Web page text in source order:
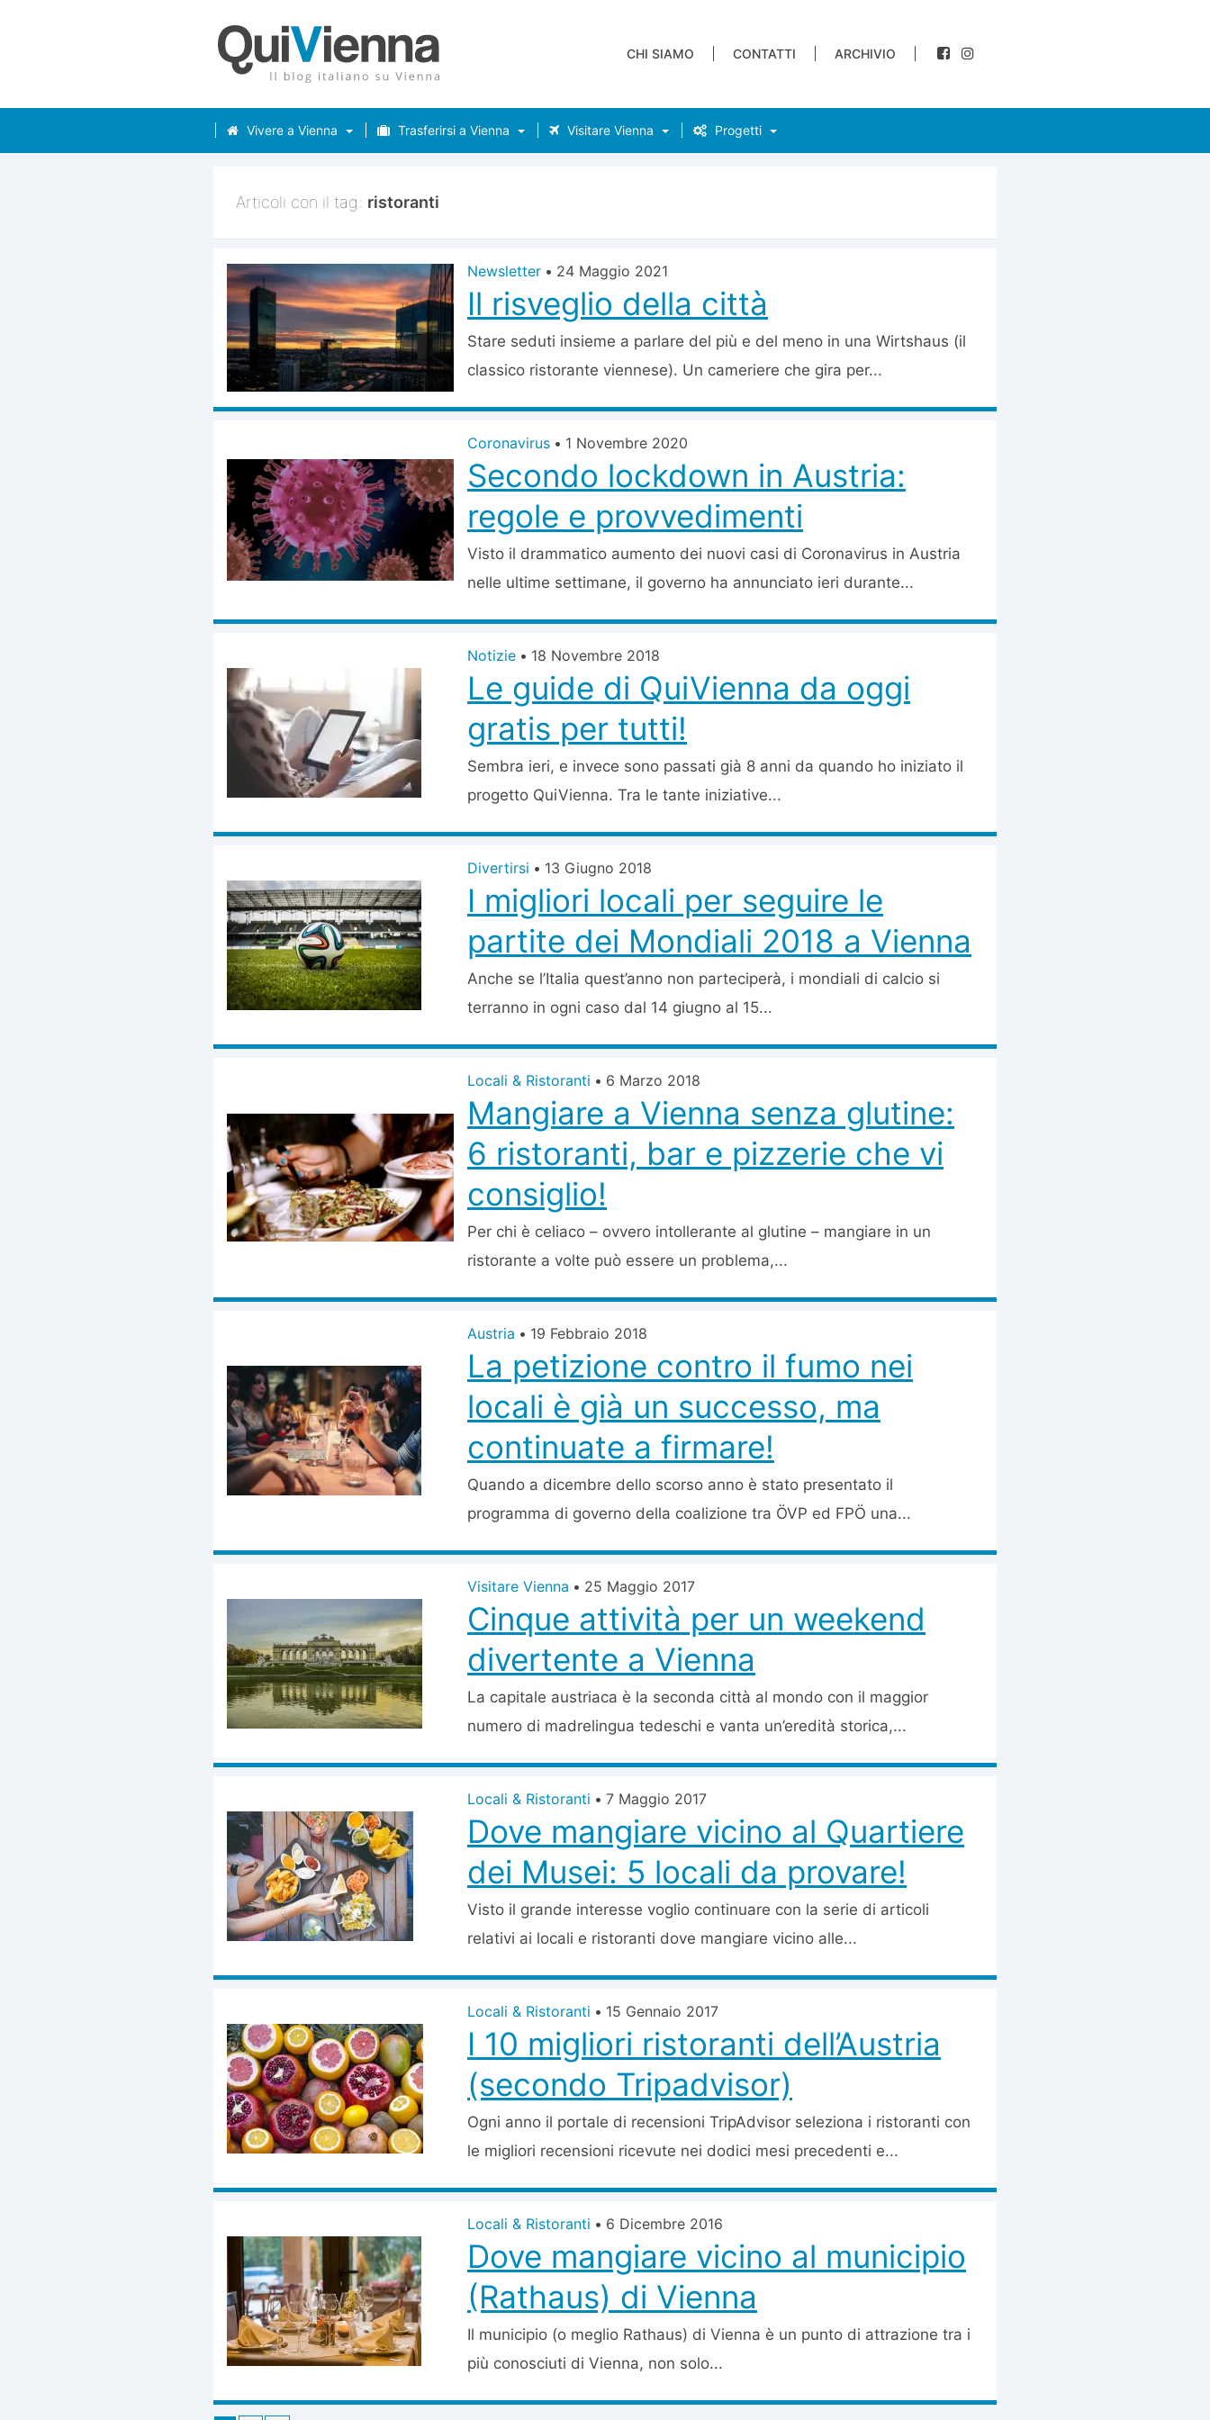
CHI SIAMO CONTATTI ARCHIVIO
Vivere a Vienna Trasferirsi a Vienna Visitare Vienna Progetti
Articoli con il tag: ristoranti
Newsletter • 24 Maggio 2021
Il risveglio della città
Stare seduti insieme a parlare del più e del meno in una Wirtshaus (il
classico ristorante viennese). Un cameriere che gira per...
Coronavirus • 1 Novembre 2020
Secondo lockdown in Austria:
regole e provvedimenti
Visto il drammatico aumento dei nuovi casi di Coronavirus in Austria
nelle ultime settimane, il governo ha annunciato ieri durante...
Notizie • 18 Novembre 2018
Le guide di QuiVienna da oggi
gratis per tutti!
Sembra ieri, e invece sono passati già 8 anni da quando ho iniziato il
progetto QuiVienna. Tra le tante iniziative...
Divertirsi • 13 Giugno 2018
I migliori locali per seguire le
partite dei Mondiali 2018 a Vienna
Anche se l’Italia quest’anno non parteciperà, i mondiali di calcio si
terranno in ogni caso dal 14 giugno al 15...
Locali & Ristoranti • 6 Marzo 2018
Mangiare a Vienna senza glutine:
6 ristoranti, bar e pizzerie che vi
consiglio!
Per chi è celiaco – ovvero intollerante al glutine – mangiare in un
ristorante a volte può essere un problema,...
Austria • 19 Febbraio 2018
La petizione contro il fumo nei
locali è già un successo, ma
continuate a firmare!
Quando a dicembre dello scorso anno è stato presentato il
programma di governo della coalizione tra ÖVP ed FPÖ una...
Visitare Vienna • 25 Maggio 2017
Cinque attività per un weekend
divertente a Vienna
La capitale austriaca è la seconda città al mondo con il maggior
numero di madrelingua tedeschi e vanta un’eredità storica,...
Locali & Ristoranti • 7 Maggio 2017
Dove mangiare vicino al Quartiere
dei Musei: 5 locali da provare!
Visto il grande interesse voglio continuare con la serie di articoli
relativi ai locali e ristoranti dove mangiare vicino alle...
Locali & Ristoranti • 15 Gennaio 2017
I 10 migliori ristoranti dell’Austria
(secondo Tripadvisor)
Ogni anno il portale di recensioni TripAdvisor seleziona i ristoranti con
le migliori recensioni ricevute nei dodici mesi precedenti e...
Locali & Ristoranti • 6 Dicembre 2016
Dove mangiare vicino al municipio
(Rathaus) di Vienna
Il municipio (o meglio Rathaus) di Vienna è un punto di attrazione tra i
più conosciuti di Vienna, non solo...